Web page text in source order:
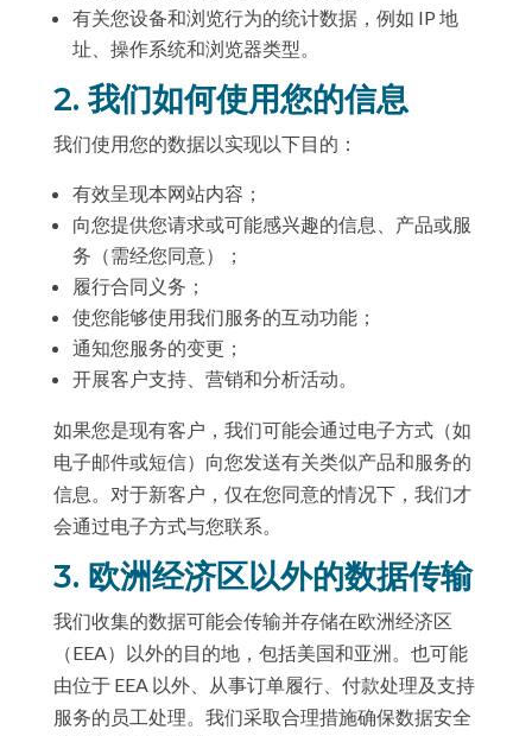
有关您设备和浏览行为的统计数据，例如 IP 地
址、操作系统和浏览器类型。
2. 我们如何使用您的信息
我们使用您的数据以实现以下目的：
有效呈现本网站内容；
向您提供您请求或可能感兴趣的信息、产品或服
务（需经您同意）；
履行合同义务；
使您能够使用我们服务的互动功能；
通知您服务的变更；
开展客户支持、营销和分析活动。
如果您是现有客户，我们可能会通过电子方式（如
电子邮件或短信）向您发送有关类似产品和服务的
信息。对于新客户，仅在您同意的情况下，我们才
会通过电子方式与您联系。
3. 欧洲经济区以外的数据传输
我们收集的数据可能会传输并存储在欧洲经济区
（EEA）以外的目的地，包括美国和亚洲。也可能
由位于 EEA 以外、从事订单履行、付款处理及支持
服务的员工处理。我们采取合理措施确保数据安全